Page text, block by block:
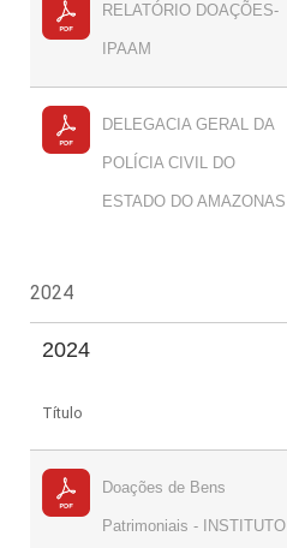
RELATÓRIO DOAÇÕES-
IPAAM
DELEGACIA GERAL DA
POLÍCIA CIVIL DO
ESTADO DO AMAZONAS
2024
2024
Título
Doações de Bens
Patrimoniais - INSTITUTO